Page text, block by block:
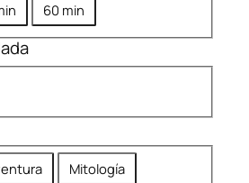
60 min
Mitología